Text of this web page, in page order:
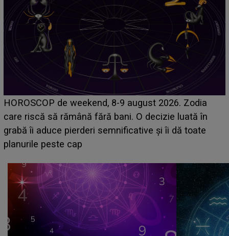
Emanuel a ținut ACEST DETALIU ASCUNS până
acum! În fața Alexandrei, concurentul din Casa Iubirii
face o MĂRTURISIRE NEAȘTEPTATĂ despre mama
sa: "I-am spus și ei în față, eu nu te iubesc pentru